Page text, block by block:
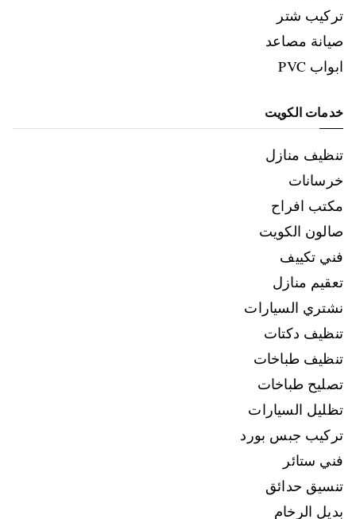
تركيب شتر
صيانة مصاعد
ابواب PVC
خدمات الكويت
تنظيف منازل
خرسانات
مكتب افراح
صالون الكويت
فني تكييف
تعقيم منازل
نشتري السيارات
تنظيف دكتات
تنظيف طباخات
تصليح طباخات
تظليل السيارات
تركيب جبس بورد
فني ستائر
تنسيق حدائق
بديل الرخام